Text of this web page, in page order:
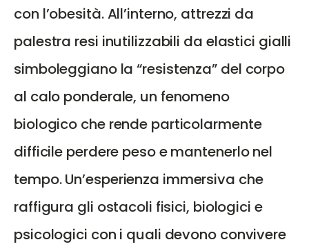
con l’obesità. All’interno, attrezzi da
palestra resi inutilizzabili da elastici gialli
simboleggiano la “resistenza” del corpo
al calo ponderale, un fenomeno
biologico che rende particolarmente
difficile perdere peso e mantenerlo nel
tempo. Un’esperienza immersiva che
raffigura gli ostacoli fisici, biologici e
psicologici con i quali devono convivere